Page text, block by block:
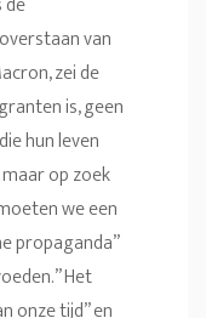
van
zei de
is, geen
hun leven
op zoek
we een
propaganda”
Het
onze tijd” en